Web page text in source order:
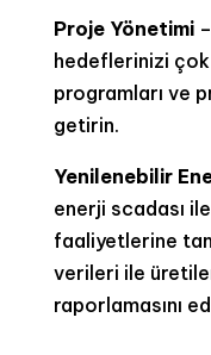
Proje Yönetimi–
hedeflerinizi
programları ve
getirin.
Yenilenebilir
enerji scadası
faaliyetlerine
verileri ile
raporlamasını